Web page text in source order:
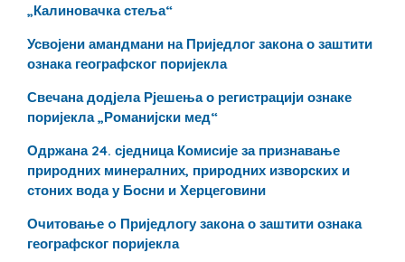
„Калиновачка стеља“
Усвојени амандмани на Приједлог закона о заштити
ознака географског поријекла
Свечана додјела Рјешења о регистрацији ознаке
поријекла „Романијски мед“
Одржана 24. сједница Комисије за признавање
природних минералних, природних изворских и
стоних вода у Босни и Херцеговини
Очитовање o Приједлогу закона о заштити ознака
географског поријекла